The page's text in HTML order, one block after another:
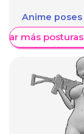
Anime poses
más